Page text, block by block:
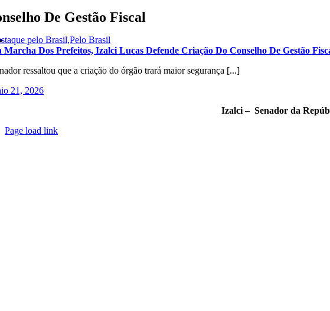
De Gestão Fiscal
pelo Brasil,Pelo Brasil
Marcha Dos Prefeitos, Izalci Lucas Defende Criação Do Conselho De Gestão
ressaltou que a criação do órgão trará maior segurança [...]
21, 2026
Izalci – Senador da
Page load link